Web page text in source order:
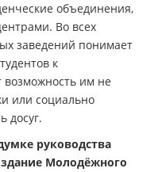
объединения,
Во всех
заведений понимает
к
им не
или социально
досуг.
руководства
Молодёжного